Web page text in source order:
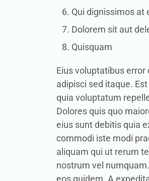
Qui dignissimos at
Dolorem sit aut
Quisquam
Eius voluptatibus
adipisci sed itaque.
quia voluptatum
Dolores quis quo
eius sunt debitis quia
commodi iste modi
aliquam qui ut rerum
nostrum vel
eos quidem. A